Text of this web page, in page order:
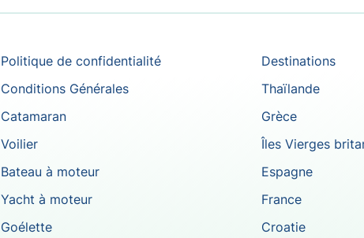
Politique de confidentialité
Conditions Générales
Catamaran
Voilier
Bateau à moteur
Yacht à moteur
Goélette
Destinations
Thaïlande
Grèce
Îles Vierges
Espagne
France
Croatie